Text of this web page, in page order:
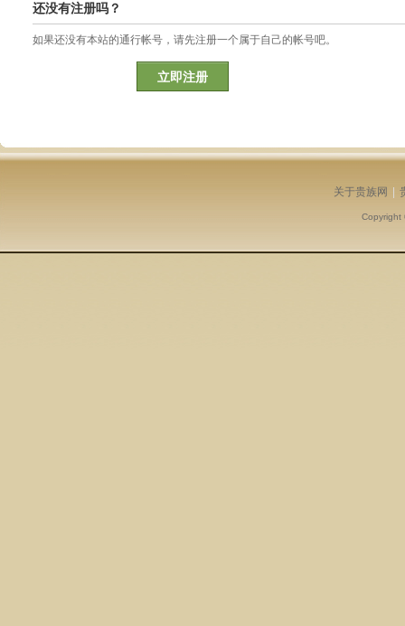
还没有注册吗？
如果还没有本站的通行帐号，请先注册一个属于自己的帐号吧。
立即注册
关于贵族网